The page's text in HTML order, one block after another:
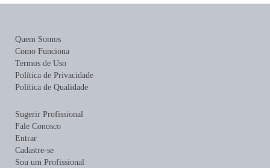
Quem Somos
Como Funciona
Termos de Uso
Política de Privacidade
Política de Qualidade
Sugerir Profissional
Fale Conosco
Entrar
Cadastre-se
Sou um Profissional